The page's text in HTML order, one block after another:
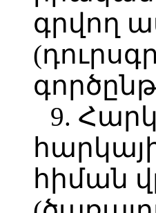
գրվող
9.
հիման